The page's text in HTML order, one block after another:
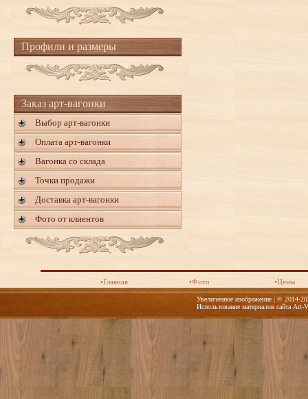
Профили и размеры
Заказ арт-вагонки
Выбор арт-вагонки
Оплата арт-вагонки
Вагонка со склада
Точки продажи
Доставка арт-вагонки
Фото от клиентов
•Главная •Фото •Цены
Увеличенное изображение | © 2014-
Использование материалов сайта Art-